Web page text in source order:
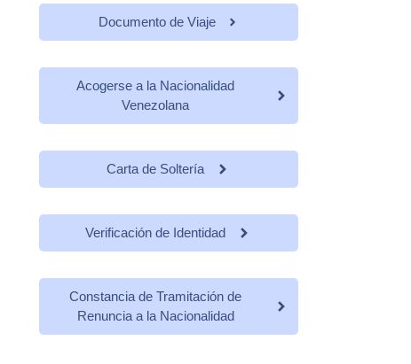
Documento de Viaje
Acogerse a la Nacionalidad
Venezolana
Carta de Soltería
Verificación de Identidad
Constancia de Tramitación de
Renuncia a la Nacionalidad